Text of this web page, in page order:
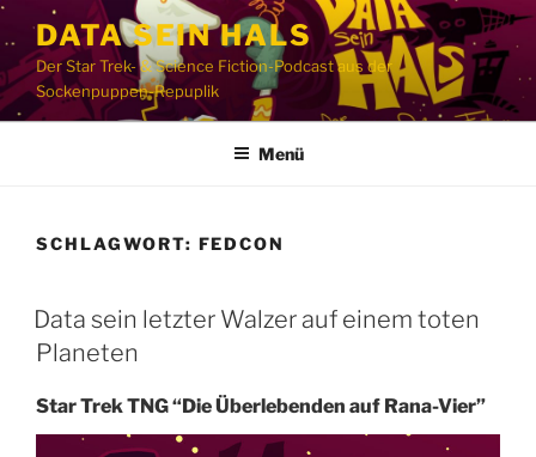
Zum
Inhalt
springen
DATA SEIN HALS
Der Star Trek- & Science Fiction-Podcast aus der
Sockenpuppen-Repuplik
Menü
SCHLAGWORT: FEDCON
Data sein letzter Walzer auf einem toten
Planeten
Star Trek TNG “Die Überlebenden auf Rana-Vier”